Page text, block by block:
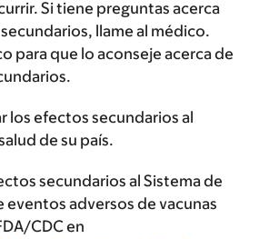
Si tiene preguntas acerca
llame al médico.
para que lo aconseje acerca de
los efectos secundarios al
de su país.
secundarios al Sistema de
adversos de vacunas
CDC en